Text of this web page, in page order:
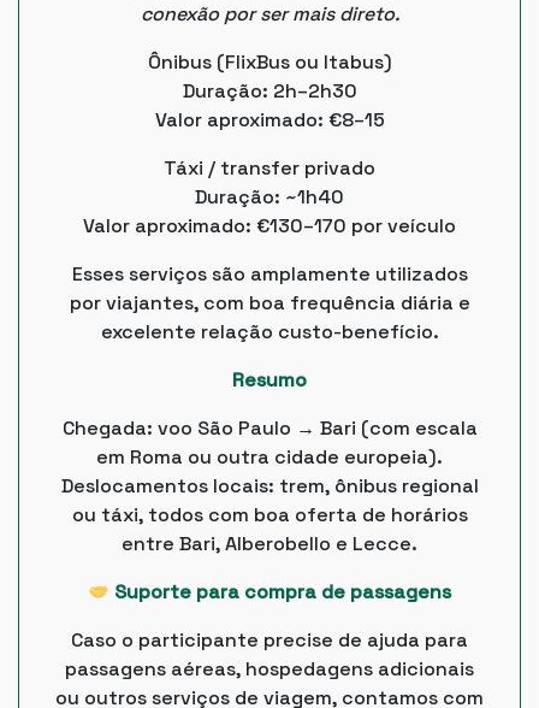
conexão por ser mais direto.
Ônibus (FlixBus ou Itabus)
Duração: 2h–2h30
Valor aproximado: €8–15
Táxi / transfer privado
Duração: ~1h40
Valor aproximado: €130–170 por veículo
Esses serviços são amplamente utilizados
por viajantes, com boa frequência diária e
excelente relação custo-benefício.
Resumo
Chegada: voo São Paulo → Bari (com escala
em Roma ou outra cidade europeia).
Deslocamentos locais: trem, ônibus regional
ou táxi, todos com boa oferta de horários
entre Bari, Alberobello e Lecce.
Suporte para compra de passagens
Caso o participante precise de ajuda para
passagens aéreas, hospedagens adicionais
ou outros serviços de viagem, contamos com